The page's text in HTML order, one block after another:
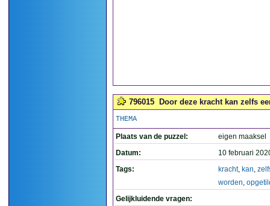
796015 Door deze kracht kan zelfs
THEMA
Plaats van de puzzel:
eigen maaksel
Datum:
10 februari
Tags:
kracht, kan,
worden,
Gelijkluidende vragen: